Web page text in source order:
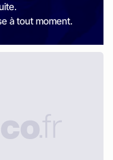
à tout moment.